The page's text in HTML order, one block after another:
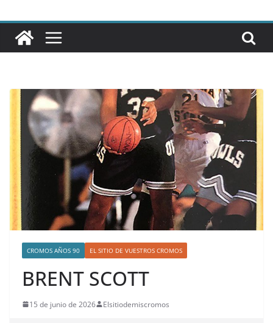
CROMOS AÑOS 90 EL SITIO DE VUESTROS CROMOS
BRENT SCOTT
15 de junio de 2026 Elsitiodemiscromos